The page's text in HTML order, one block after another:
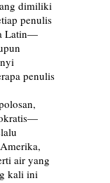
dimiliki
penulis
Latin—
penulis
air yang
kali ini